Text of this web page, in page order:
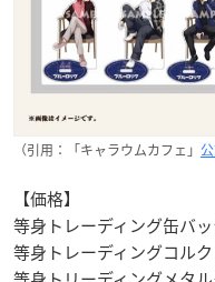
（引用：「キャラウムカフェ」
【価格】
等身トレーディング缶バッ
等身トレーディングコル